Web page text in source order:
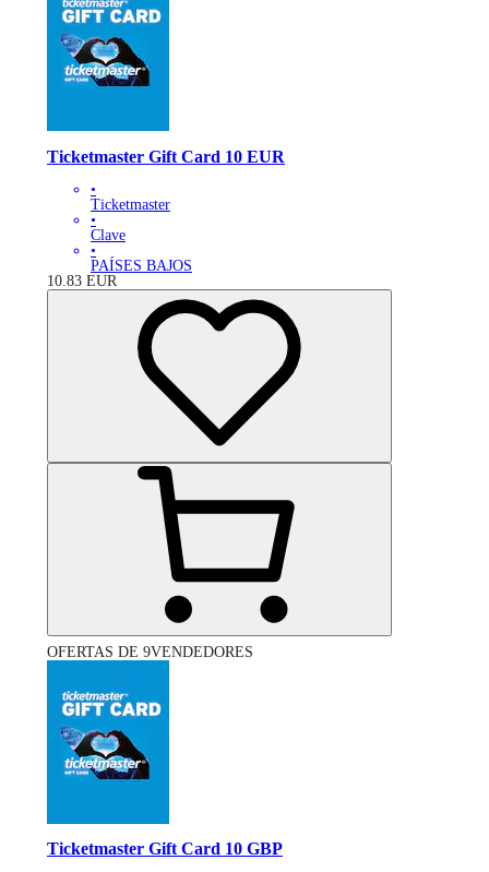
Ticketmaster Gift Card 10 EUR
•
Ticketmaster
•
Clave
•
PAÍSES BAJOS
10.83 EUR
OFERTAS DE 9VENDEDORES
Ticketmaster Gift Card 10 GBP